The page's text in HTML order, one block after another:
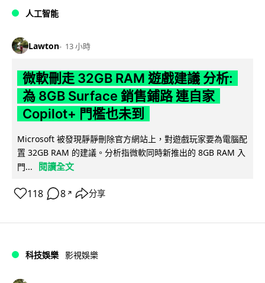
人工智能
Lawton 13 小時
微軟刪走 32GB RAM 遊戲建議 分析:
為 8GB Surface 銷售鋪路 連自家
Copilot+ 門檻也未到
Microsoft 被發現靜靜刪除官方網站上，對遊戲玩家要為電腦配
置 32GB RAM 的建議。分析指微軟同時新推出的 8GB RAM 入
門...
閱讀全文
118 8 ↗ 分享
科技娛樂 影視娛樂